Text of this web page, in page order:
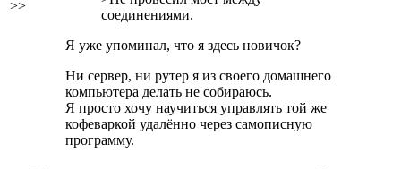
>>
соединениями.
Я уже упоминал, что я здесь новичок?
Ни сервер, ни рутер я из своего домашнего
компьютера делать не собираюсь.
Я просто хочу научиться управлять той же
кофеваркой удалённо через самописную
программу.